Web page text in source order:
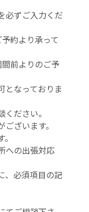
必ずご入力くだ
約より承って
前よりのご予
となっておりま
ださい。
ざいます。
への出張対応
、必須項目の記